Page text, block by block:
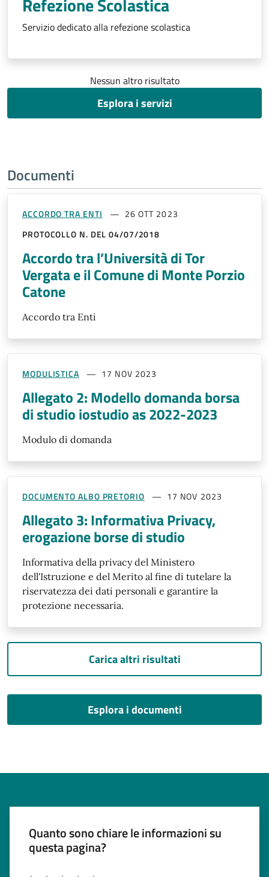
Servizio dedicato alla refezione scolastica
Nessun altro risultato
Esplora i servizi
Documenti
ACCORDO TRA ENTI
26 OTT 2023
PROTOCOLLO N. DEL 04/07/2018
Accordo tra l’Università di Tor
Vergata e il Comune di Monte Porzio
Catone
Accordo tra Enti
MODULISTICA 17 NOV 2023
Allegato 2: Modello domanda borsa
di studio iostudio as 2022-2023
Modulo di domanda
DOCUMENTO ALBO PRETORIO 17 NOV 2023
Allegato 3: Informativa Privacy,
erogazione borse di studio
Informativa della privacy del Ministero
dell'Istruzione e del Merito al fine di tutelare la
riservatezza dei dati personali e garantire la
protezione necessaria.
Carica altri risultati
Esplora i documenti
Quanto sono chiare le informazioni su
questa pagina?